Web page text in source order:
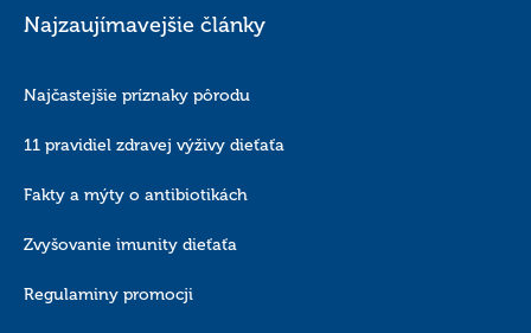
Najzaujímavejšie články
Najčastejšie príznaky pôrodu
11 pravidiel zdravej výživy dieťaťa
Fakty a mýty o antibiotikách
Zvyšovanie imunity dieťaťa
Regulaminy promocji